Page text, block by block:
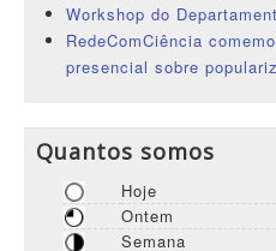
Workshop do
RedeComCiência
presencial sobre
Quantos somos
Hoje
Ontem
Semana